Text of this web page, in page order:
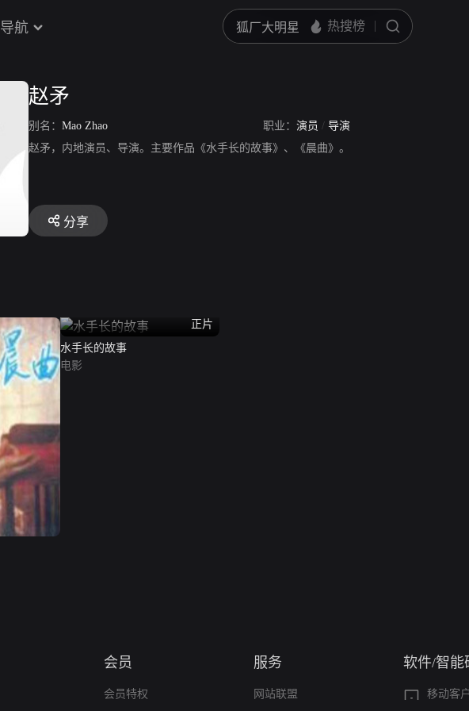
导航
赵矛
别名： Mao Zhao 职业： 演员 / 导演
赵矛，内地演员、导演。主要作品《水手长的故事》、《晨曲》。
分享
正片
水手长的故事
电影
会员
会员特权
服务
网站联盟
软件/智能
移动客